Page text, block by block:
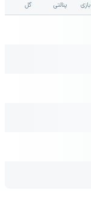
بازی پنالتی گل